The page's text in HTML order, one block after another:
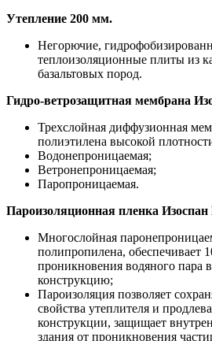
Утепление 200 мм.
Негорючие,
теплоизоляционные плиты из
базальтовых пород.
Гидро-ветрозащитная мембрана
Трехслойная диффузионная
полиэтилена высокой
Водонепроницаемая;
Ветронепроницаемая;
Паропроницаемая.
Пароизоляционная пленка Изоспан
Многослойная
полипропилена, обеспечивает
проникновения водяного пара
конструкцию;
Пароизоляция позволяет
свойства утеплителя и
конструкции, защищает
здания от проникновения